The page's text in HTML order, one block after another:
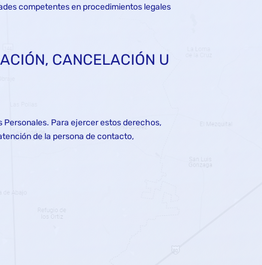
competentes en procedimientos legales
CANCELACIÓN U
Para ejercer estos derechos,
de la persona de contacto,